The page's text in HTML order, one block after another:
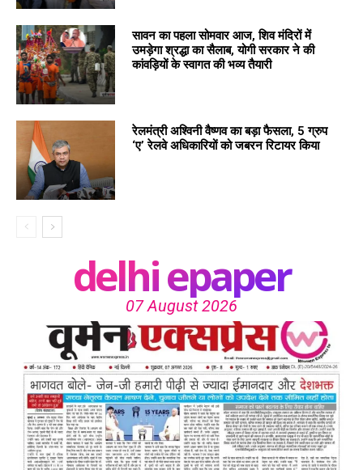
सावन का पहला सोमवार आज, शिव मंदिरों में
उमड़ेगा श्रद्धा का सैलाब, योगी सरकार ने की
कांवड़ियों के स्वागत की भव्य तैयारी
रेलमंत्री अश्विनी वैष्णव का बड़ा फैसला, 5 ग्रुप
‘ए’ रेलवे अधिकारियों को जबरन रिटायर किया
delhi epaper
07 August 2026